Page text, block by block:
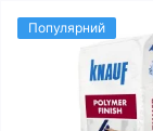
Популярний